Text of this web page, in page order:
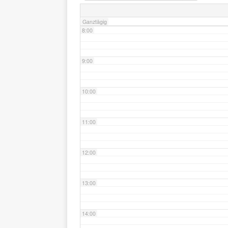
Ganztägig
8:00
9:00
10:00
11:00
12:00
13:00
14:00